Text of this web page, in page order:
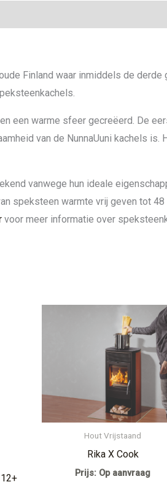
Finland waar inmiddels de
een warme sfeer gecreëerd. De
van de NunnaUuni kachels
vanwege hun ideale
speksteen warmte vrij geven tot
voor meer informatie over
Hout Vrijstaand
Rika X Cook
Prijs: Op aanvraag